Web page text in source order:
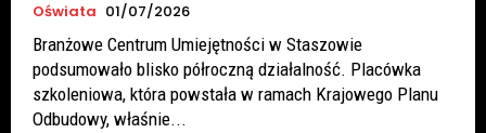
Oświata 01/07/2026
Branżowe Centrum Umiejętności w Staszowie
podsumowało blisko półroczną działalność. Placówka
szkoleniowa, która powstała w ramach Krajowego Planu
Odbudowy, właśnie...